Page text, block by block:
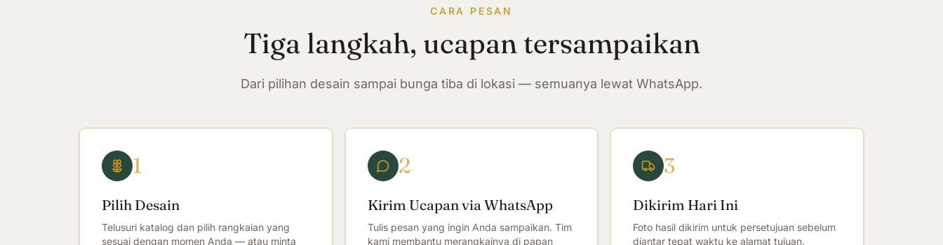
CARA PESAN
Tiga langkah, ucapan tersampaikan
Dari pilihan desain sampai bunga tiba di lokasi — semuanya lewat WhatsApp.
1
Pilih Desain
Telusuri katalog dan pilih rangkaian yang
sesuai dengan momen Anda — atau minta
2
Kirim Ucapan via WhatsApp
Tulis pesan yang ingin Anda sampaikan. Tim
kami membantu merangkainya di papan
3
Dikirim Hari Ini
Foto hasil dikirim untuk persetujuan sebelum
diantar tepat waktu ke alamat tujuan.